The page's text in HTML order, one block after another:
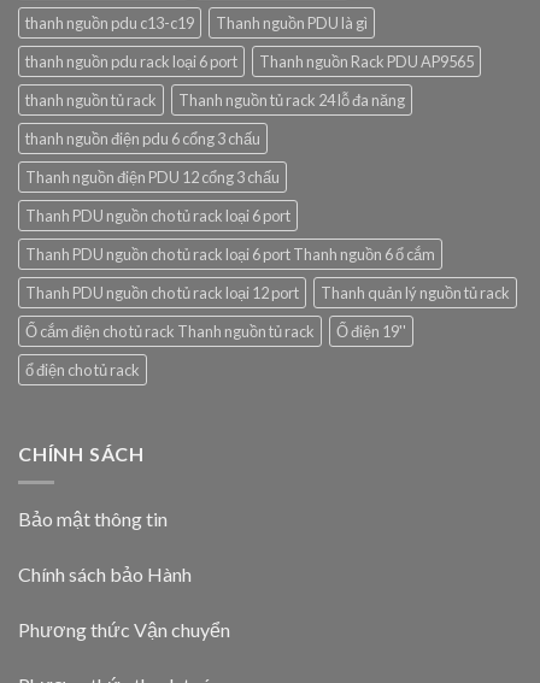
thanh nguồn pdu c13-c19
Thanh nguồn PDU là gì
thanh nguồn pdu rack loại 6 port
Thanh nguồn Rack PDU AP9565
thanh nguồn tủ rack
Thanh nguồn tủ rack 24 lỗ đa năng
thanh nguồn điện pdu 6 cổng 3 chấu
Thanh nguồn điện PDU 12 cổng 3 chấu
Thanh PDU nguồn cho tủ rack loại 6 port
Thanh PDU nguồn cho tủ rack loại 6 port Thanh nguồn 6 ổ cắm
Thanh PDU nguồn cho tủ rack loại 12 port
Thanh quản lý nguồn tủ rack
Ổ cắm điện cho tủ rack Thanh nguồn tủ rack
Ổ điện 19''
ổ điện cho tủ rack
CHÍNH SÁCH
Bảo mật thông tin
Chính sách bảo Hành
Phương thức Vận chuyển